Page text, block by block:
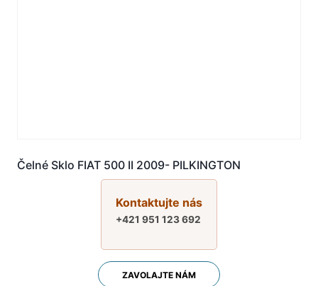
Čelné Sklo FIAT 500 II 2009- PILKINGTON
Kontaktujte nás
+421 951 123 692
ZAVOLAJTE NÁM